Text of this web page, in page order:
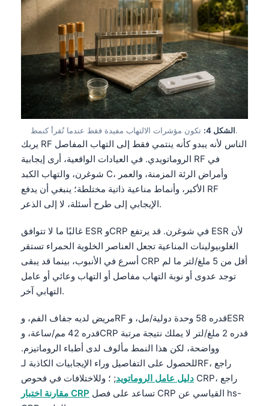
الشكل 4:تكون مؤشرات الالتهاب مفيدة فقط عندما تُقرأ كنمط.
يربك RF الناس لأنه يبدو كأنه ينتمي فقط إلى التهاب المفاصل
الروماتويدي. في العيادات الواقعية، أرى إيجابية RF في
شوغرن، والتهاب الكبد C، وأمراض الرئة المزمنة، والعمر
الأكبر، وأنماط مناعية ذاتية مختلطة؛ ينبغي أن يدفع RF
الإيجابي إلى طرح أسئلة، لا إلى الذعر.
غالبًا ما لا تتوافق ESR وCRP في شوغرن. قد يرتفع ESR لأن
الغلوبيولينات المناعية تجعل العناصر الخلوية الحمراء تستقر
أسرع في الأنبوب، بينما قد يبقى CRP أقل من 5 ملغ/لتر ما لم
توجد عدوى أو نوبة التهاب مفاصل أو التهاب وعائي أو عامل
التهابي آخر.
مريض لديه جفاف الفم، وRF قدره 58 وحدة دولية/مل، وESR
قدره 42 مم/ساعة، وCRP قدره 2 ملغ/لتر لا يملك نتيجة مرتبة
وواضحة، لكن هذا النمط مألوف لدى أطباء الروماتيزم.
للحصول على التفاصيل وراء الإيجابيات الكاذبة لـRF، راجع
دليل عامل الروماتويد
; ؛ وللاختلافات في فحوص CRP، راجع
مقارنة اختبار CRP